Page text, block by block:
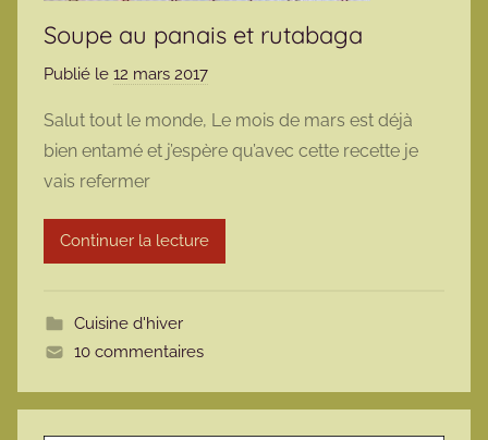
Soupe au panais et rutabaga
Publié le 12 mars 2017
r
m
r
m
Salut tout le monde, Le mois de mars est déjà
bien entamé et j’espère qu’avec cette recette je
vais refermer
Continuer la lecture
Cuisine d'hiver
10 commentaires